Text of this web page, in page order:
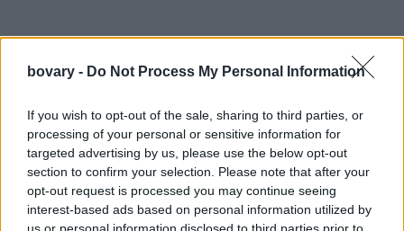
bovary - Do Not Process My Personal Information
If you wish to opt-out of the sale, sharing to third parties, or
processing of your personal or sensitive information for
targeted advertising by us, please use the below opt-out
section to confirm your selection. Please note that after your
opt-out request is processed you may continue seeing
interest-based ads based on personal information utilized by